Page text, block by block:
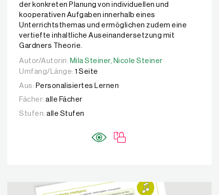
der konkreten Planung von individuellen und
kooperativen Aufgaben innerhalb eines
Unterrichtsthemas und ermöglichen zudem eine
vertiefte inhaltliche Auseinandersetzung mit
Gardners Theorie.
Autor/Autorin: Mila Steiner, Nicole Steiner
Autor/Autorin: Mila Steiner, Nicole Steiner
Umfang/Länge: 1 Seite
Aus: Personalisiertes Lernen
Fächer: alle Fächer
Stufen: alle Stufen